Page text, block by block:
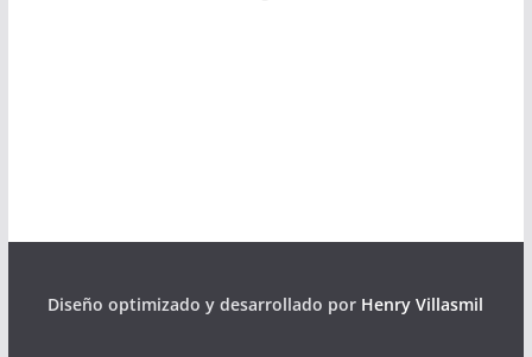
Diseño optimizado y desarrollado por Henry Villasmil